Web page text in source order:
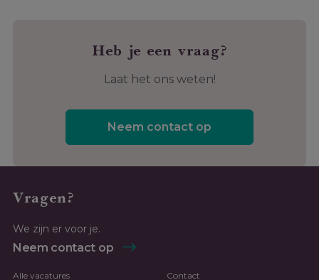
Heb je een vraag?
Laat het ons weten!
Neem contact op
Vragen?
We zijn er voor je.
Neem contact op
Alle vacatures Contact